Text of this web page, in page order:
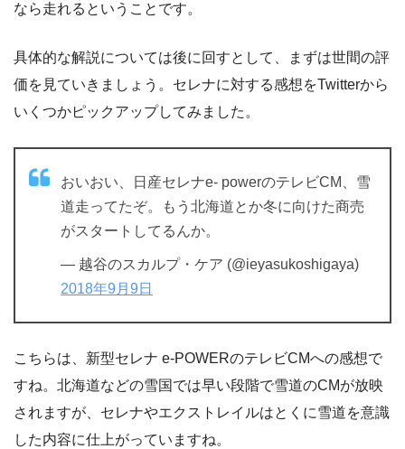
なら走れるということです。
具体的な解説については後に回すとして、まずは世間の評
価を見ていきましょう。セレナに対する感想をTwitterから
いくつかピックアップしてみました。
おいおい、日産セレナe- powerのテレビCM、雪
道走ってたぞ。もう北海道とか冬に向けた商売
がスタートしてるんか。
— 越谷‎のスカルプ・ケア (@ieyasukoshigaya)
2018年9月9日
こちらは、新型セレナ e-POWERのテレビCMへの感想で
すね。北海道などの雪国では早い段階で雪道のCMが放映
されますが、セレナやエクストレイルはとくに雪道を意識
した内容に仕上がっていますね。